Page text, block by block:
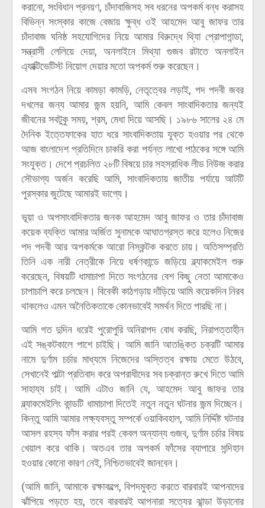
করানো, সংবিধান প্রনয়ণ, চাঁদাবাজিসহ সব ধরনের অপকর্ম বন্ধ করাসহ
বিভিন্ন সংস্কার কাজে বেজায় ক্ষুব্ধ ওই আহমেদ আবু জাফর তার
চাঁদাবাজ ঘনিষ্ঠ সহযোগিদের নিয়ে আমার বিরুদ্ধে থ্যিা প্রোপাগান্ডা,
সন্ত্রাসী লেলিয়ে দেয়া, অনলাইনে মিথ্যা গুজব রটাতে অনলাইন
এ্যাক্টিভেটিস্ট নিয়োগ দেয়ার মতো অপকর্ম শুরু করেছেন।
এসব সংগঠন নিয়ে কামড়া কামড়ি, নেতৃত্বের লড়াই, পদ পদবী জবর
দখলের জন্য আমার জন্ম হয়নি, আমি কেবল সাংবাদিকতার জন্যই
জীবনের সবটুকু সময়, শ্রম, মেধা দিয়ে আসছি। ১৯৮৬ সালের ২৪ মে
দৈনিক ইত্তেফাকের হাত ধরে সাংবাদিকতায় যুক্ত হওয়ার পর থেকে
আজ বাংলাদেশ প্রতিদিনে চাকরি করা পর্যন্ত লাখো পাঠকের সঙ্গে আমি
সংযুক্ত। দেশে প্রচলিত ২৮টি বিষয়ে চার সহস্রাধিক লীড নিউজ করার
সৌভাগ্য অর্জন করেছি আমি, সাংবাদিকতায় জাতীয় পর্যায়ে আটটি
পুরস্কার জুটেছে আমারই ভাগ্যে।
ভূয়া ও অপসাংবাদিকতার জনক আহমেদ আবু জাফর ও তার চাঁদাবাজ
কয়েক ব্যক্তি আমার অর্জিত সুনামকে আঘাতগ্রস্ত করে হলেও নিজের
পদ পদবী আর অপকর্মকে আরো নিস্কন্টক করতে চায়। অতিসম্প্রতি
তিনি এক নারী নেত্রীকে নিয়ে ধর্ষণকান্ডে জড়িয়ে ব্ল্যাকমেইল শুরু
করেছেন, বিষয়টি ধামাচাপা দিতে সংগঠনের বেশ কিছু নেতা আমাকেও
চাপাচাপি করে চলছেন। বিবেকী কাঠগড়ায় দাঁড়িয়ে আমি কয়েকদিন নিরব
থাকলেও এমন অনৈতিকতাকে কোনভাবেই সমর্থন দিতে পারছি না।
আমি গত দুদিন ধরেই পুরোপুরি অনিরাপদ বোধ করছি, নিরাপত্তাহীন
এই সঙ্কটকালে পাশে চাইছি। আমি জানি আতঙ্কিত চক্রটি আমার
নামে দুর্ণাম চর্চার মাধ্যমে নিজেদের অস্তিত্ব রক্ষায় মেতে উঠবে,
সেখানেই পাল্টা প্রতিবাদ করে অপরাধীদের সব চক্রান্ত রুখে দিতে আমি
সাহায্য চাই। আমি এটাও জানি যে, আহমেদ আবু জাফর তার
ব্ল্যাকমেইলিং কান্ডটি ধামাচাপা দিতেই নতুন নতুন ঘটনার জন্ম দিচ্ছেন।
কিন্তু আমি আমার লক্ষ্যবস্তু সম্পর্কে ওয়াকিবহাল, আমি নির্দ্দিষ্ট ঘটনার
আসল রহস্য ফাঁস করার পরই কেবল অন্যান্য গুজব, দুর্ণাম চর্চার বিষয়
খেয়াল করে থাকি। অতএব তার অপকর্ম ফাঁসের ব্যাপারে সন্দিহান
হওয়ার কোনো কারণ নেই, নিশ্চিতভাবেই জানবেন।
(আমি জানি, আমাকে রক্ষাকল্পে, বিপদমুক্ত করতে বারবারই আপনাদের
ঝাঁপিয়ে পড়তে হয়, তবে বারবারই আপনারা সত্যের ঝান্ডা উড়ানোর